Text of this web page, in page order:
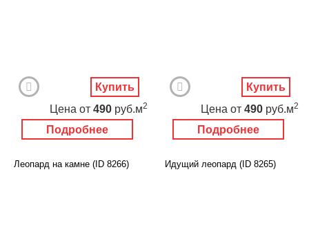
Подробнее
Цена от 490 руб.м2
Купить
Подробнее
Цена от 490 руб.м2
Купить
Леопард на камне (ID 8266) Идущий леопард (ID 8265)